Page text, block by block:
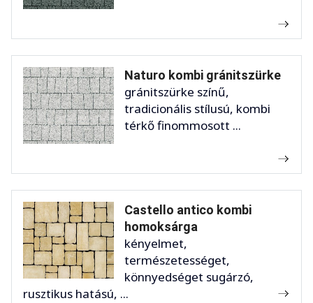
Naturo kombi gránitszürke
gránitszürke színű,
tradicionális stílusú, kombi
térkő finommosott ...
Castello antico kombi
homoksárga
kényelmet,
természetességet,
könnyedséget sugárzó,
rusztikus hatású, ...